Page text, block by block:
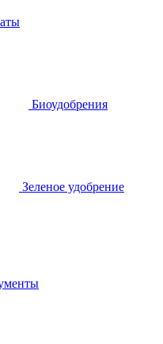
Биоудобрения
Зеленое удобрение